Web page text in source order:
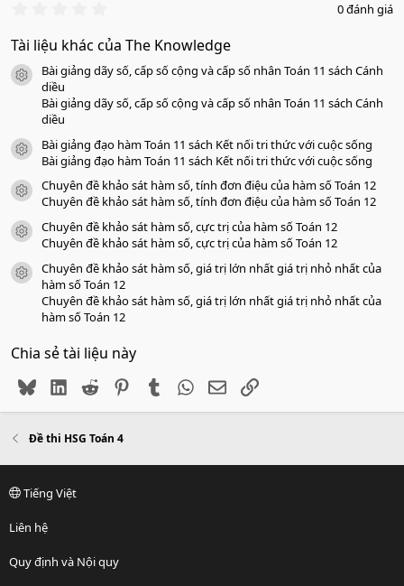
0
0
a
0 đánh giá
Tài liệu khác của The Knowledge
icon tài liệu
Bài giảng dãy số, cấp số cộng và cấp số nhân Toán 11 sách Cánh
diều
Bài giảng dãy số, cấp số cộng và cấp số nhân Toán 11 sách Cánh
diều
icon tài liệu
Bài giảng đạo hàm Toán 11 sách Kết nối tri thức với cuộc sống
Bài giảng đạo hàm Toán 11 sách Kết nối tri thức với cuộc sống
icon tài liệu
Chuyên đề khảo sát hàm số, tính đơn điệu của hàm số Toán 12
Chuyên đề khảo sát hàm số, tính đơn điệu của hàm số Toán 12
icon tài liệu
Chuyên đề khảo sát hàm số, cực trị của hàm số Toán 12
Chuyên đề khảo sát hàm số, cực trị của hàm số Toán 12
icon tài liệu
Chuyên đề khảo sát hàm số, giá trị lớn nhất giá trị nhỏ nhất của
hàm số Toán 12
Chuyên đề khảo sát hàm số, giá trị lớn nhất giá trị nhỏ nhất của
hàm số Toán 12
Chia sẻ tài liệu này
BlueskyLinkedIn
Reddit PinterestTumblr WhatsApp
EmailLink
Đề thi HSG Toán 4
Tiếng Việt
Liên hệ
Quy định và Nội quy